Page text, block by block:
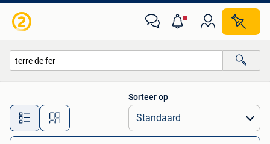
Alle afstanden…
Sorteer op